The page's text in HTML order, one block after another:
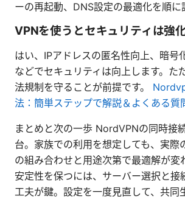
ーの再起動、DNS設定の最適化を順に
VPNを使うとセキュリティは強
はい、IPアドレスの匿名性向上、暗号
などでセキュリティは向上します。た
法規制を守ることが前提です。
法：簡単ステップで解説＆よくある質
まとめと次の一歩 NordVPNの同時接
台。家族での利用を想定しても、実際
の組み合わせと用途次第で最適解が変
安定性を保つには、サーバー選択と接
工夫が鍵。設定を一度見直して、共同